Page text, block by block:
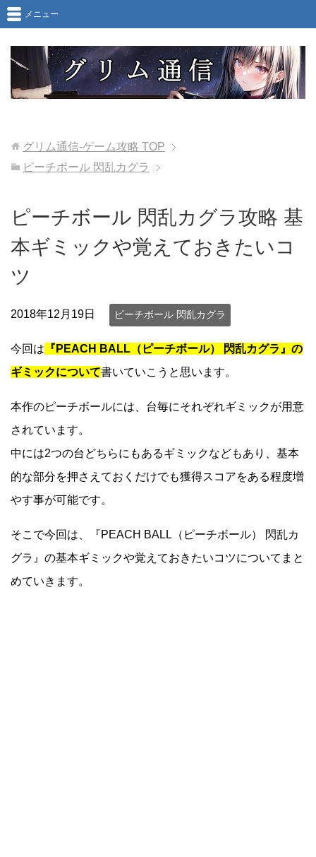
メニュー
グリム通信-ゲーム攻略 TOP
ピーチボール 閃乱カグラ
ピーチボール 閃乱カグラ攻略 基
本ギミックや覚えておきたいコ
ツ
2018年12月19日 ピーチボール 閃乱カグラ
今回は 『PEACH BALL（ピーチボール） 閃乱カグラ』の
ギミックについて書いていこうと思います。
本作のピーチボールには、台毎にそれぞれギミックが用意
されています。
中には2つの台どちらにもあるギミックなどもあり、基本
的な部分を押さえておくだけでも獲得スコアをある程度増
やす事が可能です。
そこで今回は、『PEACH BALL（ピーチボール） 閃乱カ
グラ』の基本ギミックや覚えておきたいコツについてまと
めていきます。